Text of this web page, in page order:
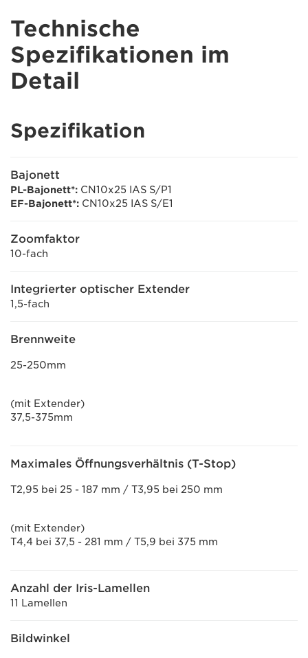
Technische
Spezifikationen im
Detail
Spezifikation
Bajonett
PL-Bajonett*: CN10x25 IAS S/P1
EF-Bajonett*: CN10x25 IAS S/E1
Zoomfaktor
10-fach
Integrierter optischer Extender
1,5-fach
Brennweite
25-250mm
(mit Extender)
37,5-375mm
Maximales Öffnungsverhältnis (T-Stop)
T2,95 bei 25 - 187 mm / T3,95 bei 250 mm
(mit Extender)
T4,4 bei 37,5 - 281 mm / T5,9 bei 375 mm
Anzahl der Iris-Lamellen
11 Lamellen
Bildwinkel